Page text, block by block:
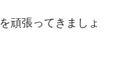
頑張ってきましょ